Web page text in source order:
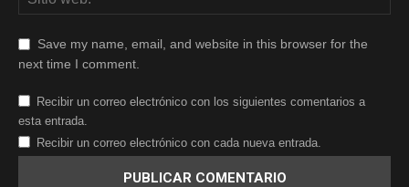
Save my name, email, and website in this browser for the
next time I comment.
Recibir un correo electrónico con los siguientes comentarios a
esta entrada.
Recibir un correo electrónico con cada nueva entrada.